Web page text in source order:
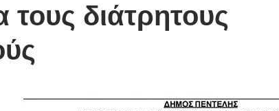
τους διάτρητους